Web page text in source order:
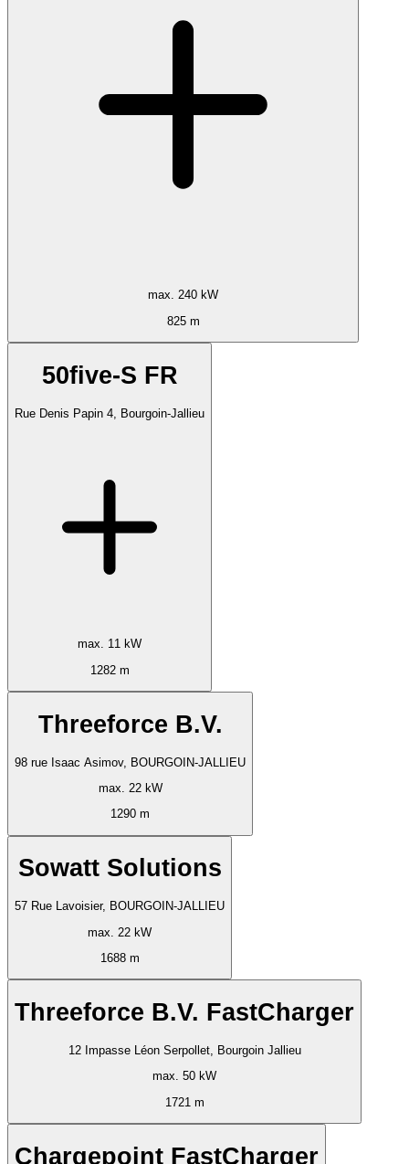
max. 240 kW
825 m
50five-S FR
Rue Denis Papin 4, Bourgoin-Jallieu
max. 11 kW
1282 m
Threeforce B.V.
98 rue Isaac Asimov, BOURGOIN-JALLIEU
max. 22 kW
1290 m
Sowatt Solutions
57 Rue Lavoisier, BOURGOIN-JALLIEU
max. 22 kW
1688 m
Threeforce B.V. FastCharger
12 Impasse Léon Serpollet, Bourgoin Jallieu
max. 50 kW
1721 m
Chargepoint FastCharger